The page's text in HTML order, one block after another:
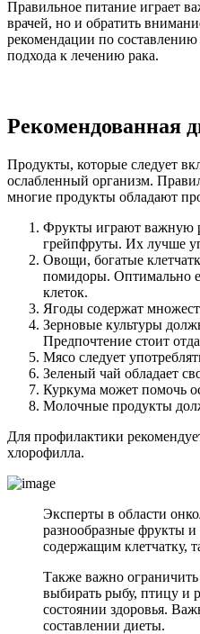
Правильное питание играет
врачей, но и обратить
рекомендации по
подхода к лечению рака.
Рекомендованная
Продукты, которые следует
ослабленный организм.
многие продукты обладают
Фрукты играют важную
грейпфруты. Их лучше
Овощи, богатые
помидоры. Оптимально
клеток.
Ягоды содержат
Зерновые культуры
Предпочтение стоит
Мясо следует
Зеленый чай обладает
Куркума может помочь
Молочные продукты
Для профилактики
хлорофилла.
Эксперты в области
разнообразные фрукты
содержащим клетчатку,
Также важно ограничить
выбирать рыбу, птицу и
состоянии здоровья.
составлении диеты.